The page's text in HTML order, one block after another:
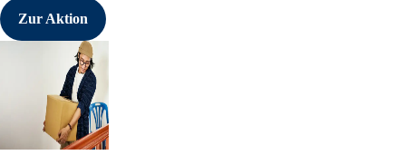
Zur Aktion